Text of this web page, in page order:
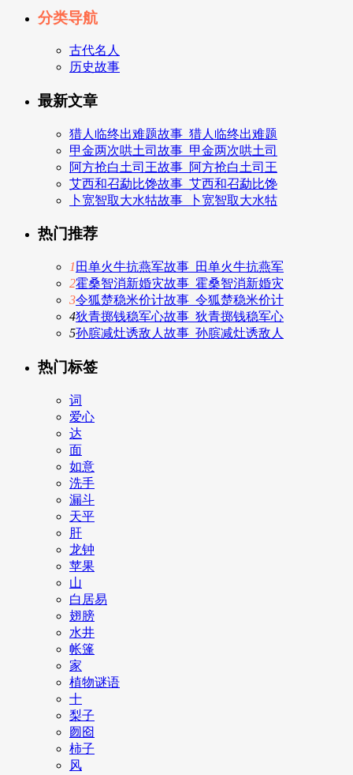
分类导航
古代名人
历史故事
最新文章
猎人临终出难题故事_猎人临终出难题
甲金两次哄土司故事_甲金两次哄土司
阿方抢白土司王故事_阿方抢白土司王
艾西和召勐比馋故事_艾西和召勐比馋
卜宽智取大水牯故事_卜宽智取大水牯
热门推荐
1 田单火牛抗燕军故事_田单火牛抗燕军
2霍桑智消新婚灾故事_霍桑智消新婚灾
3令狐楚稳米价计故事_令狐楚稳米价计
4狄青掷钱稳军心故事_狄青掷钱稳军心
5孙膑减灶诱敌人故事_孙膑减灶诱敌人
热门标签
词
爱心
达
面
如意
洗手
漏斗
天平
肝
龙钟
苹果
山
白居易
翅膀
水井
帐篷
家
植物谜语
十
梨子
囫囵
柿子
风